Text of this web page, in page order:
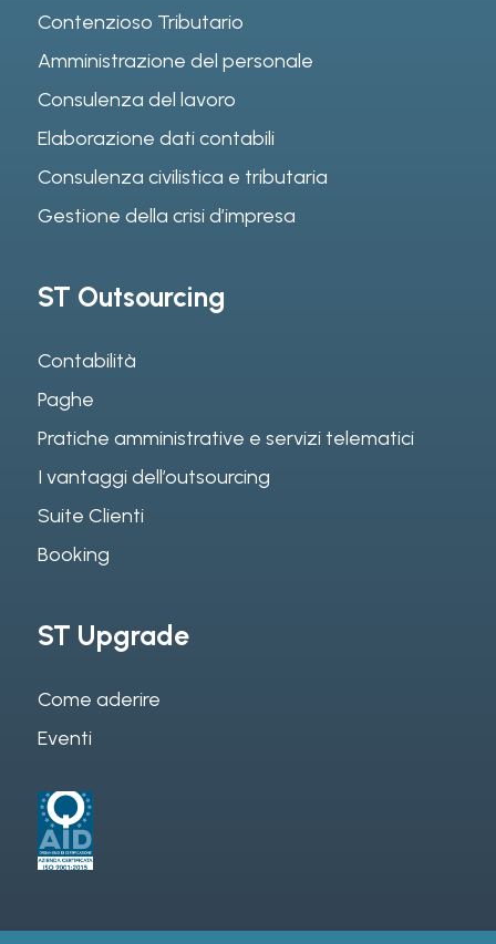
Contenzioso Tributario
Amministrazione del personale
Consulenza del lavoro
Elaborazione dati contabili
Consulenza civilistica e tributaria
Gestione della crisi d’impresa
ST Outsourcing
Contabilità
Paghe
Pratiche amministrative e servizi telematici
I vantaggi dell’outsourcing
Suite Clienti
Booking
ST Upgrade
Come aderire
Eventi